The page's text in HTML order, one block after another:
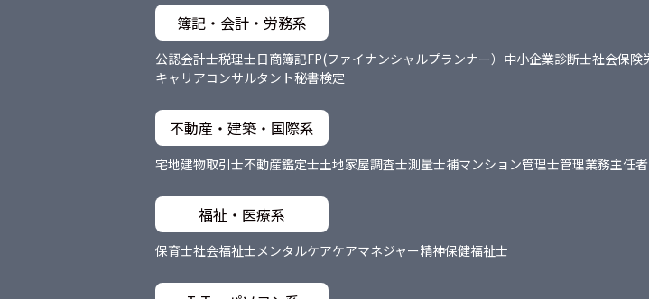
簿記・会計・労務系
公認会計士税理士日商簿記FP(ファイナンシャルプランナー） 中小企業診断士社会保険
キャリアコンサルタント秘書検定
不動産・建築・国際系
宅地建物取引士不動産鑑定士土地家屋調査士測量士補マンション管理士管理業務主任者
福祉・医療系
保育士社会福祉士メンタルケアケアマネジャー精神保健福祉士